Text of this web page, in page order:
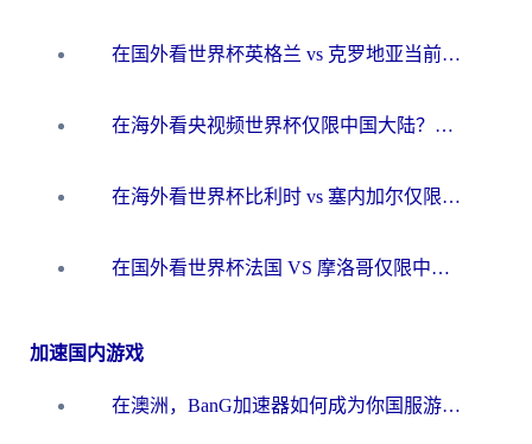
在国外看世界杯英格兰 vs 克罗地亚当前地区不可播放？这篇指南帮你搞定所有海外观赛难题
在海外看央视频世界杯仅限中国大陆？这篇指南帮你解锁中文解说+无卡顿直播
在海外看世界杯比利时 vs 塞内加尔仅限中国大陆？我找到了最流畅的中文解说之路
在国外看世界杯法国 VS 摩洛哥仅限中国大陆？海外党这样看中文解说赛事不卡顿
加速国内游戏
在澳洲，BanG加速器如何成为你国服游戏的“时光机”？